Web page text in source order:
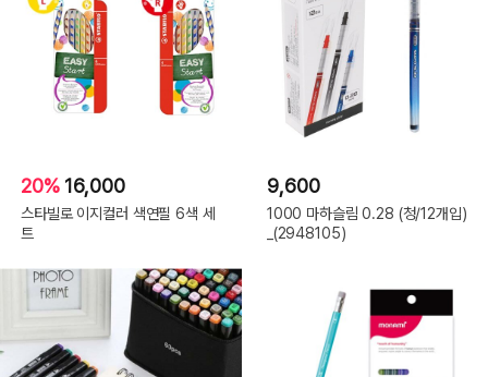
20% 16,000
스타빌로 이지컬러 색연필 6색 세
트
9,600
1000 마하슬림 0.28 (청/12개입)
_(2948105)